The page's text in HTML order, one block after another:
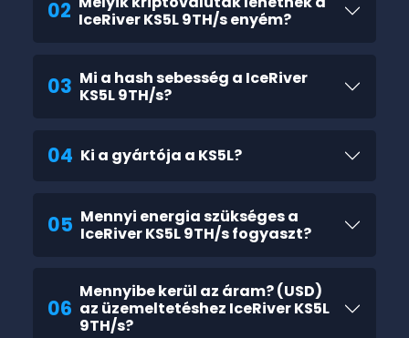
02 IceRiver KS5L 9TH/s enyém?
03 Mi a hash sebesség a IceRiver
KS5L 9TH/s?
04 Ki a gyártója a KS5L?
05 Mennyi energia szükséges a
IceRiver KS5L 9TH/s fogyaszt?
06
Mennyibe kerül az áram? (USD)
az üzemeltetéshez IceRiver KS5L
9TH/s?